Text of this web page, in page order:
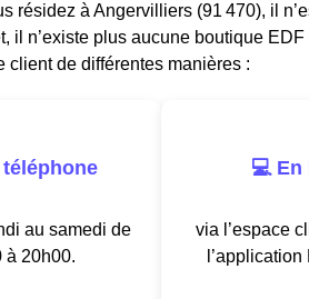
résidez à Angervilliers (91 470), il
il n’existe plus aucune boutique
client de différentes manières :
téléphone
au samedi de
à 20h00.
💻 En
via l’espace